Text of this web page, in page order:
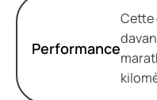
Performance
Cette